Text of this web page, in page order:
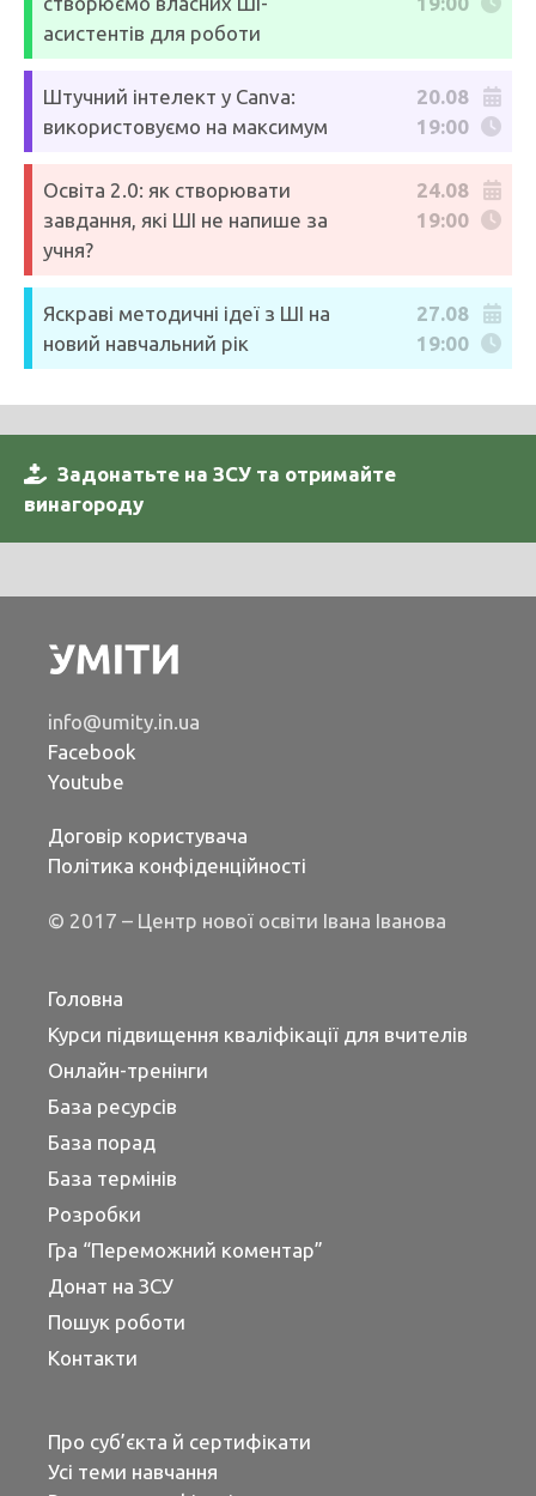
асистентів для роботи
Штучний інтелект у Canva:
використовуємо на максимум
20.08
19:00
Освіта 2.0: як створювати
завдання, які ШІ не напише за
учня?
24.08
19:00
Яскраві методичні ідеї з ШІ на
новий навчальний рік
27.08
19:00
Задонатьте на ЗСУ та отримайте
винагороду
info@umity.in.ua
Facebook
Youtube
Договір користувача
Політика конфіденційності
© 2017 – Центр нової освіти Івана Іванова
Головна
Курси підвищення кваліфікації для вчителів
Онлайн-тренінги
База ресурсів
База порад
База термінів
Розробки
Гра “Переможний коментар”
Донат на ЗСУ
Пошук роботи
Контакти
Про суб’єкта й сертифікати
Усі теми навчання